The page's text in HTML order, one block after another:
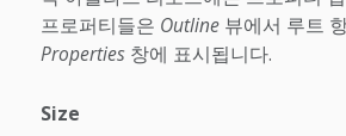
프로퍼티들은 Outline뷰에서 루트
Properties창에 표시됩니다.
Size